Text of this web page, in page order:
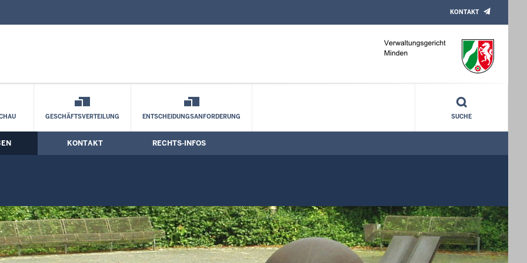
Kontaktformular
KONTAKT
GESCHÄFTSVERTEILUNG ENTSCHEIDUNGSANFORDERUNG SUCHE
KONTAKT RECHTS-INFOS